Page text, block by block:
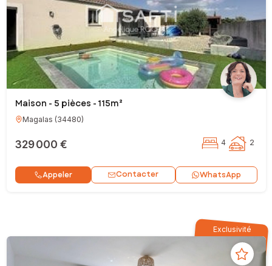
Maison - 5 pièces - 115m²
Magalas (34480)
329 000 € 4 2
Appeler Contacter WhatsApp
Exclusivité